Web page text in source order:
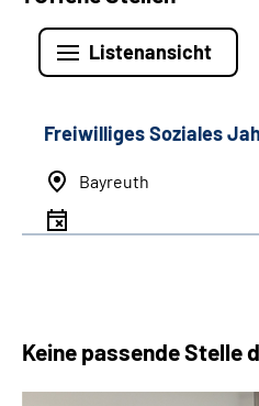
Listenansicht
Freiwilliges Soziales
Bayreuth
Keine passende Stelle